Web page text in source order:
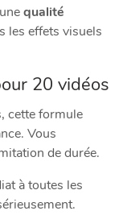
qualité
les effets visuels
20 vidéos
cette formule
Vous
de durée.
à toutes les